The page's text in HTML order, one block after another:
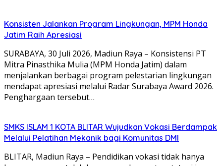
Konsisten Jalankan Program Lingkungan, MPM Honda
Jatim Raih Apresiasi
SURABAYA, 30 Juli 2026, Madiun Raya – Konsistensi PT
Mitra Pinasthika Mulia (MPM Honda Jatim) dalam
menjalankan berbagai program pelestarian lingkungan
mendapat apresiasi melalui Radar Surabaya Award 2026.
Penghargaan tersebut…
SMKS ISLAM 1 KOTA BLITAR Wujudkan Vokasi Berdampak
Melalui Pelatihan Mekanik bagi Komunitas DMI
BLITAR, Madiun Raya – Pendidikan vokasi tidak hanya